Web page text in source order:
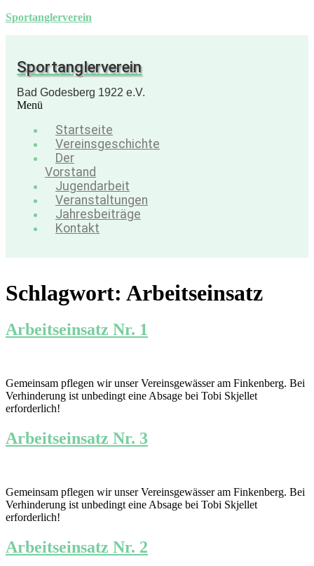
Sportanglerverein
Sportanglerverein
Bad Godesberg 1922 e.V.
Menü
Startseite
Vereinsgeschichte
Der
Vorstand
Jugendarbeit
Veranstaltungen
Jahresbeiträge
Kontakt
Schlagwort: Arbeitseinsatz
Arbeitseinsatz Nr. 1
Gemeinsam pflegen wir unser Vereinsgewässer am Finkenberg. Bei
Verhinderung ist unbedingt eine Absage bei Tobi Skjellet
erforderlich!
Arbeitseinsatz Nr. 3
Gemeinsam pflegen wir unser Vereinsgewässer am Finkenberg. Bei
Verhinderung ist unbedingt eine Absage bei Tobi Skjellet
erforderlich!
Arbeitseinsatz Nr. 2